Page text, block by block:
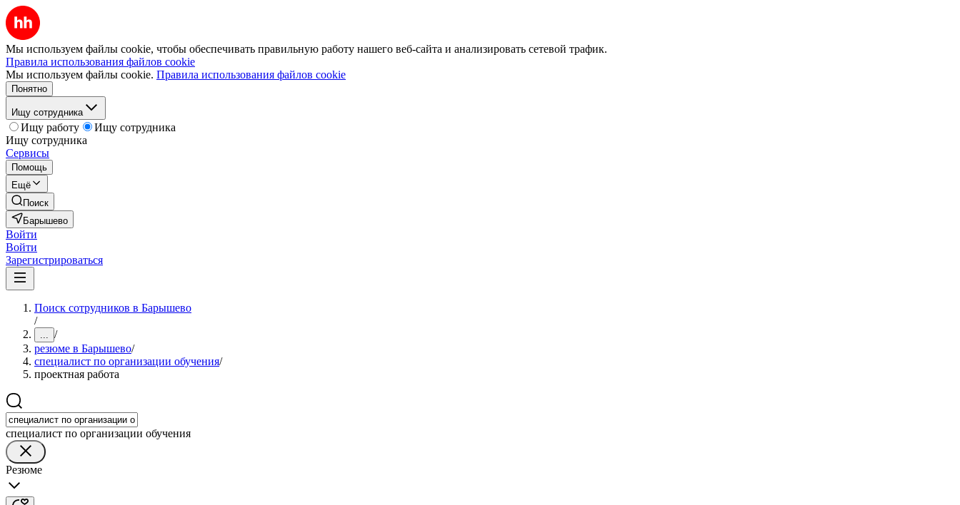
Мы используем файлы cookie, чтобы обеспечивать правильную работу нашего веб-сайта и анализировать сетевой трафик.
Правила использования файлов cookie
Мы используем файлы cookie. Правила использования файлов cookie
Понятно
Ищу сотрудника
Ищу работу
Ищу сотрудника
Ищу сотрудника
Сервисы
Помощь
Ещё
Поиск
Барышево
Войти
Войти
Зарегистрироваться
Поиск сотрудников в Барышево
/
... /
резюме в Барышево/
специалист по организации обучения/
проектная работа
специалист по организации обучения
Резюме